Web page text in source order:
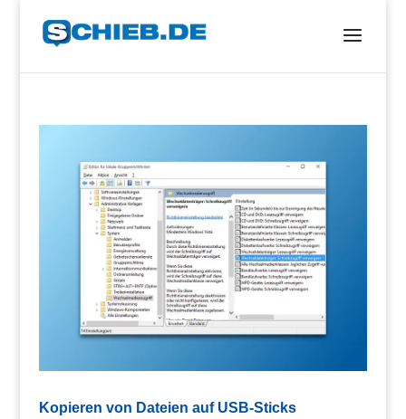
Kopieren von Dateien auf USB-Sticks